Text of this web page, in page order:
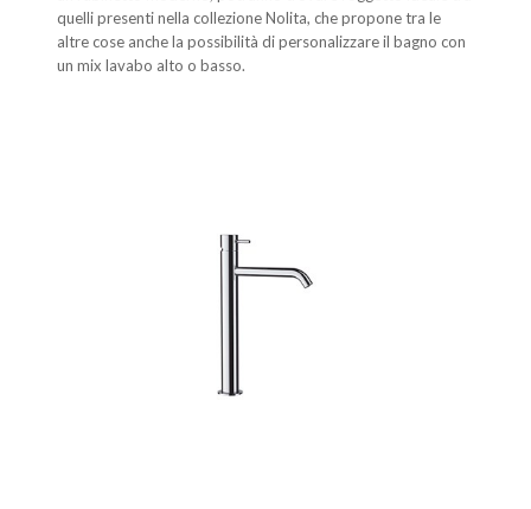
quelli presenti nella collezione Nolita, che propone tra le
altre cose anche la possibilità di personalizzare il bagno con
un mix lavabo alto o basso.